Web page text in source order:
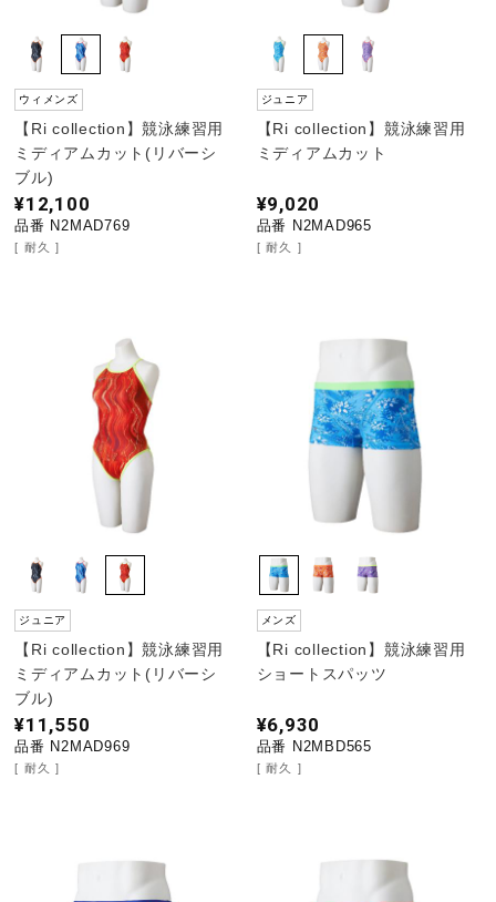
ウィメンズ
【Ri collection】競泳練習用
ミディアムカット(リバーシ
ブル)
¥12,100
品番 N2MAD769
耐久
ジュニア
【Ri collection】競泳練習用
ミディアムカット
¥9,020
品番 N2MAD965
耐久
ジュニア
【Ri collection】競泳練習用
ミディアムカット(リバーシ
ブル)
¥11,550
品番 N2MAD969
耐久
メンズ
【Ri collection】競泳練習用
ショートスパッツ
¥6,930
品番 N2MBD565
耐久